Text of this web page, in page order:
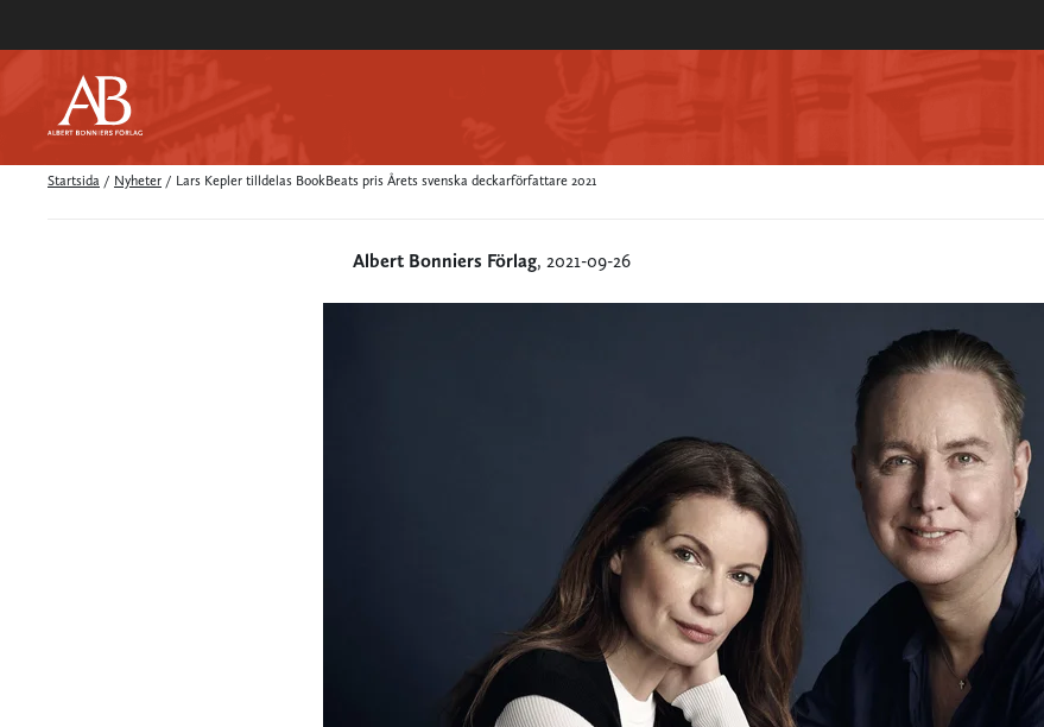
Startsida / Nyheter / Lars Kepler tilldelas BookBeats pris Årets svenska deckarförfattare 2021
Albert Bonniers Förlag, 2021-09-26